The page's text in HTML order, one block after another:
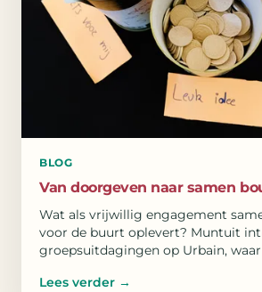
BLOG
Van doorgeven naar samen
Wat als vrijwillig engagement
voor de buurt oplevert? Muntuit
groepsuitdagingen op Urbain,
Lees verder →